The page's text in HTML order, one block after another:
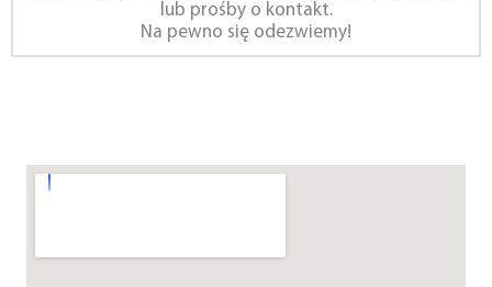
lub prośby o kontakt.
Na pewno się odezwiemy!